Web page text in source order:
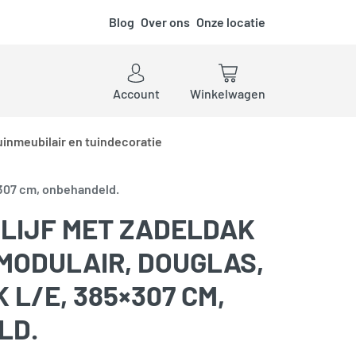
Blog Over ons Onze locatie
Account
Winkelwagen
en tuindecoratie
cm, onbehandeld.
MET ZADELDAK
DOUGLAS,
L/E, 385×307 CM,